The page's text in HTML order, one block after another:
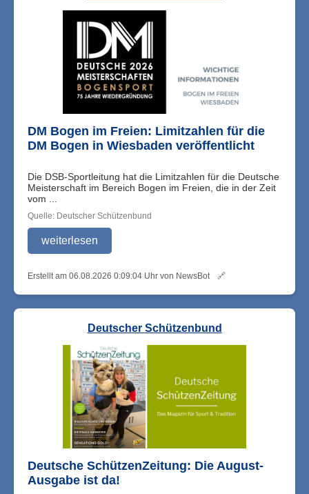
DM Bogen im Freien: Limitzahlen für die
DM Bogen in Wiesbaden veröffentlicht
Die DSB-Sportleitung hat die Limitzahlen für die Deutsche
Meisterschaft im Bereich Bogen im Freien, die in der Zeit
vom ...
Quelle: Deutscher Schützenbund
weiterlesen
Erstellt am 06.08.2026 0:09:04 Uhr von NewsBot 🔗
Deutscher Schützenbund
Deutsche SchützenZeitung: Die August-
Ausgabe ist da!